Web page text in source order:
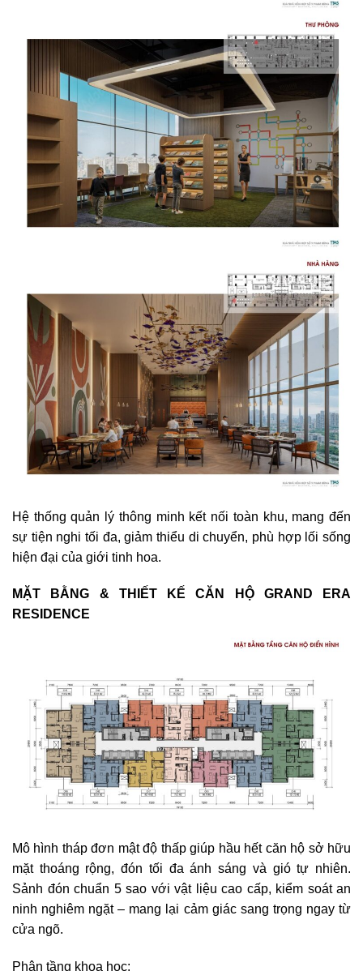
Hệ thống quản lý thông minh kết nối toàn khu, mang đến
sự tiện nghi tối đa, giảm thiểu di chuyển, phù hợp lối sống
hiện đại của giới tinh hoa.
MẶT BẰNG & THIẾT KẾ CĂN HỘ GRAND ERA
RESIDENCE
Mô hình tháp đơn mật độ thấp giúp hầu hết căn hộ sở hữu
mặt thoáng rộng, đón tối đa ánh sáng và gió tự nhiên.
Sảnh đón chuẩn 5 sao với vật liệu cao cấp, kiểm soát an
ninh nghiêm ngặt – mang lại cảm giác sang trọng ngay từ
cửa ngõ.
Phân tầng khoa học: